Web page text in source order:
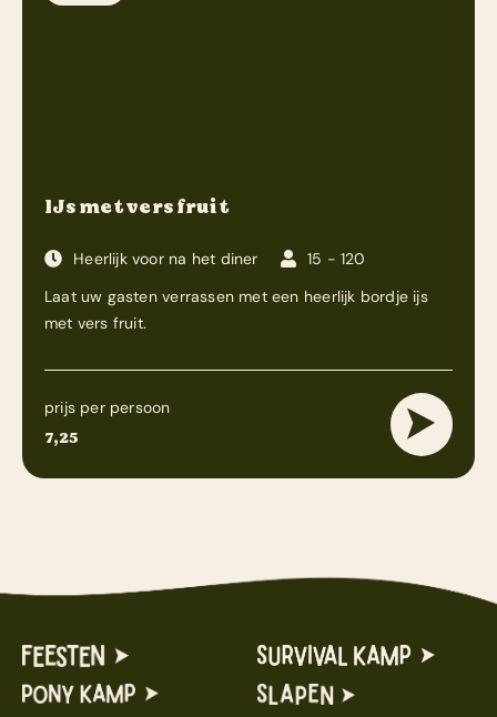
IJs met vers fruit
Heerlijk voor na het diner
15 - 120
Laat uw gasten verrassen met een heerlijk bordje ijs
met vers fruit.
prijs per persoon
7,25